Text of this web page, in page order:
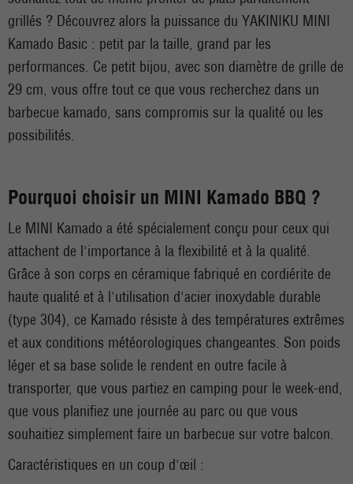
grillés ? Découvrez alors la puissance du YAKINIKU MINI
Kamado Basic : petit par la taille, grand par les
performances. Ce petit bijou, avec son diamètre de grille de
29 cm, vous offre tout ce que vous recherchez dans un
barbecue kamado, sans compromis sur la qualité ou les
possibilités.
Pourquoi choisir un MINI Kamado BBQ ?
Le MINI Kamado a été spécialement conçu pour ceux qui
attachent de l'importance à la flexibilité et à la qualité.
Grâce à son corps en céramique fabriqué en cordiérite de
haute qualité et à l'utilisation d'acier inoxydable durable
(type 304), ce Kamado résiste à des températures extrêmes
et aux conditions météorologiques changeantes. Son poids
léger et sa base solide le rendent en outre facile à
transporter, que vous partiez en camping pour le week-end,
que vous planifiez une journée au parc ou que vous
souhaitiez simplement faire un barbecue sur votre balcon.
Caractéristiques en un coup d'œil :